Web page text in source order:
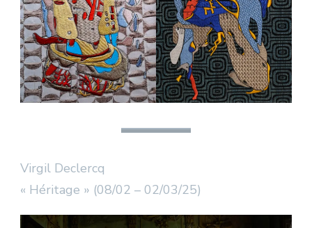
Virgil Declercq
« Héritage » (08/02 – 02/03/25)